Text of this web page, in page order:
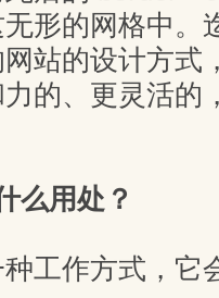
形的网格中。
站的设计方式
的、更灵活的
么用处？
工作方式，它